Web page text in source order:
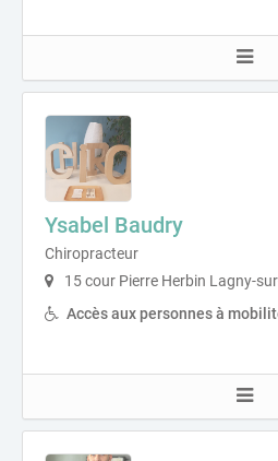
Ysabel Baudry
Chiropracteur
15 cour Pierre Herbin Lagny-
Accès aux personnes à